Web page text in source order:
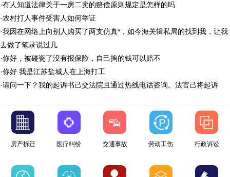
·有人知道法律关于一房二卖的赔偿原则规定是怎样的吗
·农村打人事件受害人如何举证
·我因在网络上向别人购买了两支仿真*，如今海关辑私局的找到我，让我
去做了笔录说过几
·你好，被碰瓷了没有报保险，自己掏的钱可以赔不
·你好 我是江苏盐城人在上海打工
·请问一下？我的起诉书己交法院且通过热线电话咨询。法官己将起诉
房产拆迁 医疗纠纷 交通事故 劳动工伤 行政诉讼